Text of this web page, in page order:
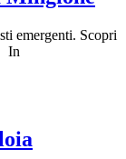
emergenti. Scopri
In